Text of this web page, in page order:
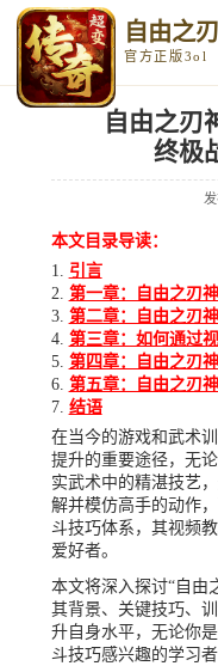
自由之刃
官方正版3ol
自由之刃
终极
本文目录导读：
引言
第一章：自由之刃
第二章：自由之刃
第三章：如何通过
第四章：自由之刃
第五章：自由之刃
结语
在当今的游戏和武术
提升的重要途径，无
实武术中的精湛技艺
解并模仿高手的动作
斗技巧体系，其视频
爱好者。
本文将深入探讨“自由
其背景、关键技巧、
升自身水平，无论你
斗技巧感兴趣的学习